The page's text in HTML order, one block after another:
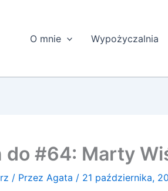
O mnie Wypożyczalnia
do #64: Marty
/ Przez Agata / 21 października,